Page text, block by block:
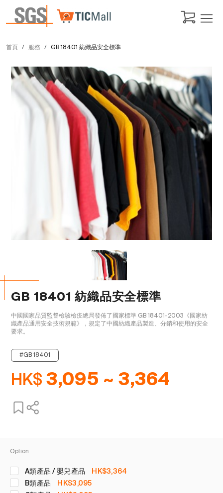
首頁 服務 GB 18401 紡織品安全標準
GB 18401 紡織品安全標準
中國國家品質監督檢驗檢疫總局發佈了國家標準 GB 18401-2003《國家紡
織產品通用安全技術規範》，規定了中國紡織產品製造、分銷和使用的安全
要求。
#GB 18401
HK$ 3,095 ~ 3,364
Option
A類產品 / 嬰兒產品
HK$3,364
B類產品
HK$3,095